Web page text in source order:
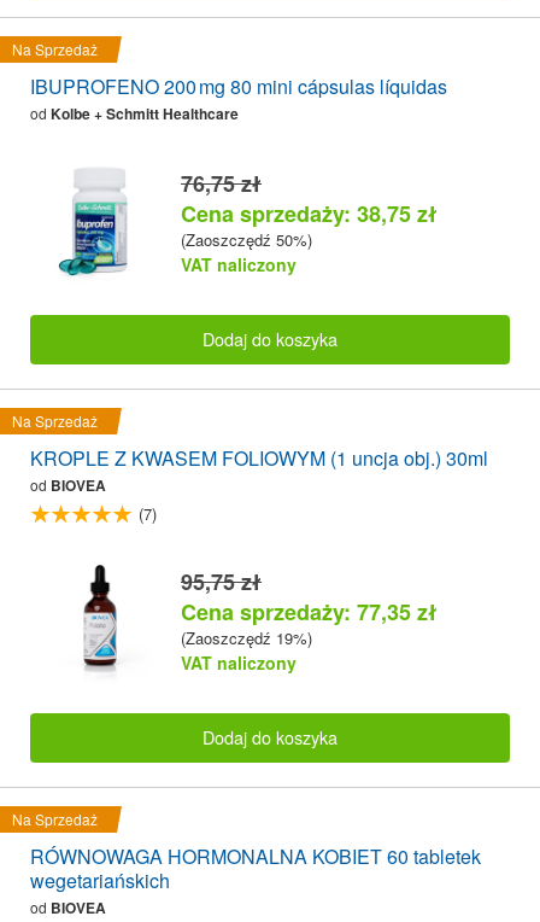
Na Sprzedaż
IBUPROFENO 200 mg 80 mini cápsulas líquidas
od Kolbe + Schmitt Healthcare
76,75 zł
Cena sprzedaży: 38,75 zł
(Zaoszczędź 50%)
VAT naliczony
Dodaj do koszyka
Na Sprzedaż
KROPLE Z KWASEM FOLIOWYM (1 uncja obj.) 30ml
od BIOVEA
(7)
95,75 zł
Cena sprzedaży: 77,35 zł
(Zaoszczędź 19%)
VAT naliczony
Dodaj do koszyka
Na Sprzedaż
RÓWNOWAGA HORMONALNA KOBIET 60 tabletek
wegetariańskich
od BIOVEA